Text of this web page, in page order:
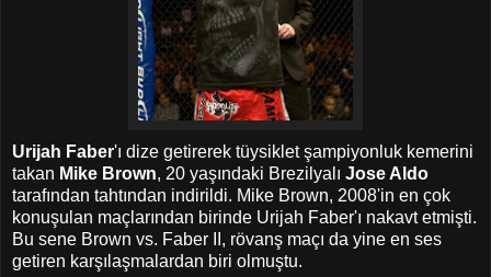
Urijah Faber'ı dize getirerek tüysiklet şampiyonluk kemerini
takan Mike Brown, 20 yaşındaki Brezilyalı Jose Aldo
tarafından tahtından indirildi. Mike Brown, 2008'in en çok
konuşulan maçlarından birinde Urijah Faber'ı nakavt etmişti.
Bu sene Brown vs. Faber II, rövanş maçı da yine en ses
getiren karşılaşmalardan biri olmuştu.